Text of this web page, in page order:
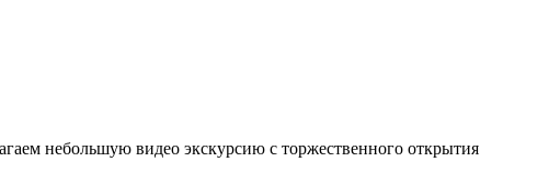
небольшую видео экскурсию с торжественного открытия